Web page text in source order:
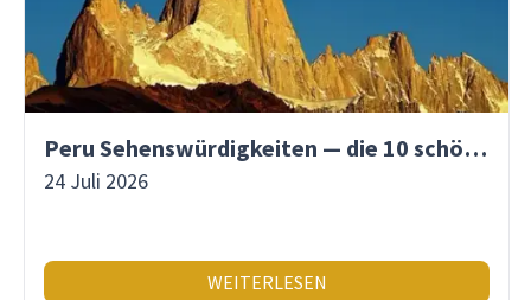
Peru Sehenswürdigkeiten — die 10 schönsten Orte
24 Juli 2026
WEITERLESEN